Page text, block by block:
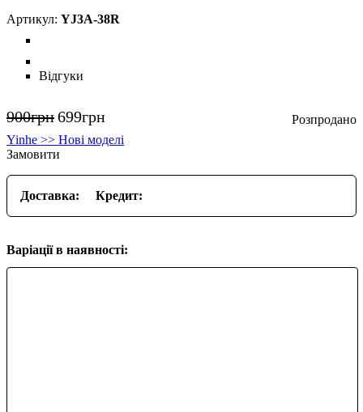
YJ3A-38R
Відгуки
900грн699грн
Yinhe >> Нові моделі
Замовити
Доставка: Кредит:
Варіації в наявності: